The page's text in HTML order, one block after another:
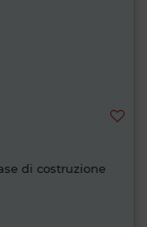
di costruzione